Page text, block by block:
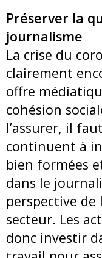
Préserver la
journalisme
La crise du
clairement
offre
cohésion
l’assurer, il
continuent à
bien formées
dans le
perspective
secteur. Les
donc investir